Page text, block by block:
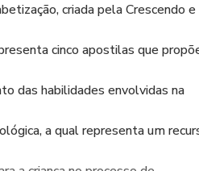
criada pela Crescendo e
cinco apostilas que
das habilidades envolvidas na
a qual representa um